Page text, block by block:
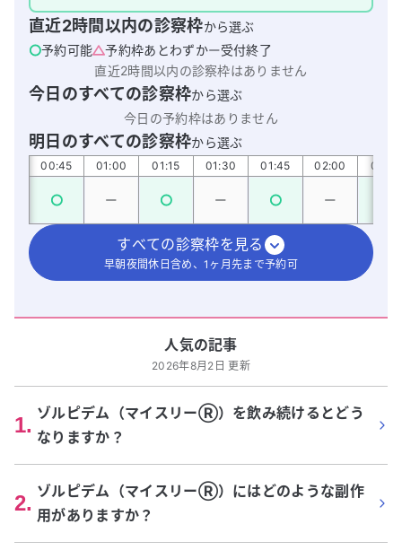
直近2時間以内の診察枠から選ぶ
予約可能
予約枠あとわずか
受付終了
直近2時間以内の診察枠はありません
今日のすべての診察枠から選ぶ
今日の予約枠はありません
明日のすべての診察枠から選ぶ
00:45 01:00 01:15 01:30 01:45 02:00 02:15
すべての診察枠を見る
早朝夜間休日含め、1ヶ月先まで予約可
人気の記事
2026年8月2日 更新
1. ゾルピデム（マイスリーⓇ）を飲み続けるとどう
なりますか？
2. ゾルピデム（マイスリーⓇ）にはどのような副作
用がありますか？